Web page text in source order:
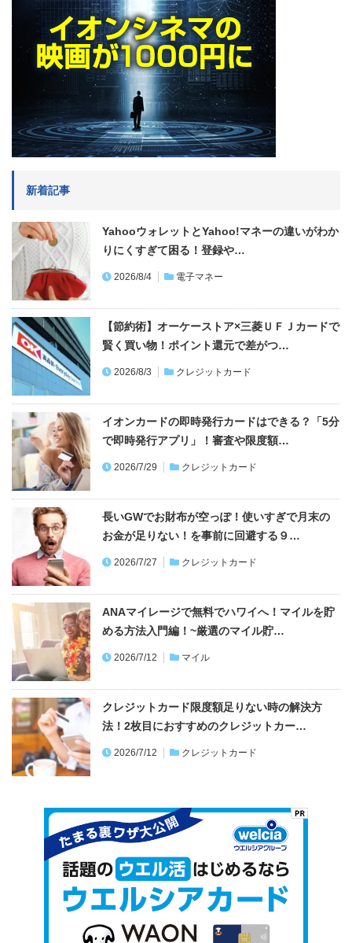
新着記事
YahooウォレットとYahoo!マネーの違いがわか
りにくすぎて困る！登録や…
2026/8/4 電子マネー
【節約術】オーケーストア×三菱ＵＦＪカードで
賢く買い物！ポイント還元で差がつ…
2026/8/3 クレジットカード
イオンカードの即時発行カードはできる？「5分
で即時発行アプリ」！審査や限度額…
2026/7/29 クレジットカード
長いGWでお財布が空っぽ！使いすぎで月末の
お金が足りない！を事前に回避する９…
2026/7/27 クレジットカード
ANAマイレージで無料でハワイへ！マイルを貯
める方法入門編！~厳選のマイル貯…
2026/7/12 マイル
クレジットカード限度額足りない時の解決方
法！2枚目におすすめのクレジットカー…
2026/7/12 クレジットカード